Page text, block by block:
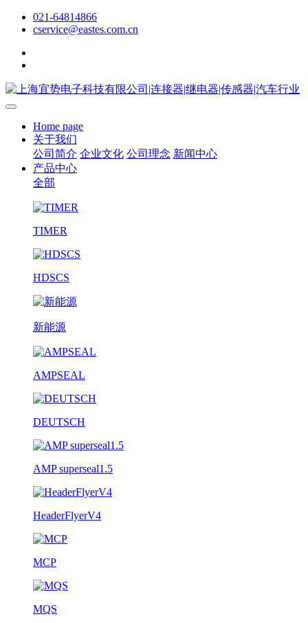
021-64814866
cservice@eastes.com.cn
Home page
关于我们
公司简介 企业文化 公司理念 新闻中心
产品中心
全部
TIMER
HDSCS
新能源
AMPSEAL
DEUTSCH
AMP superseal1.5
HeaderFlyerV4
MCP
MQS